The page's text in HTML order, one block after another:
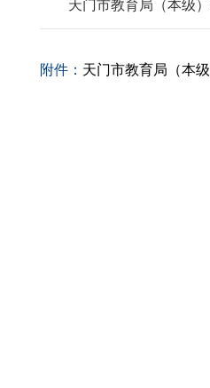
天门市教育局（本级
附件： 天门市教育局（本